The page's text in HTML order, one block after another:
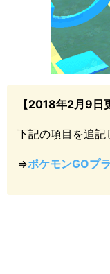
【2018年2月9日
下記の項目を追記
⇒ポケモンGOプ